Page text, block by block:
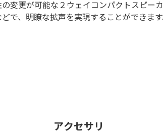
変更が可能な２ウェイコンパクトスピー
で、明瞭な拡声を実現することができま
アクセサリ